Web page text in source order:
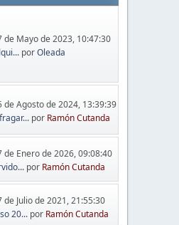
de Mayo de 2023, 10:47:30
porOleada
de Agosto de 2024, 13:39:39
por Ramón Cutanda
de Enero de 2026, 09:08:40
por Ramón Cutanda
de Julio de 2021, 21:55:30
20...por Ramón Cutanda